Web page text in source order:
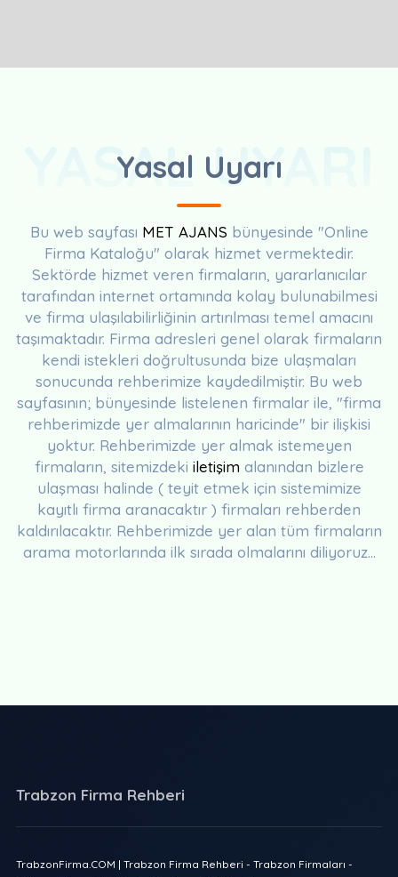
Yasal Uyarı
YASAL UYARI
Bu web sayfası MET AJANS bünyesinde "Online
Firma Kataloğu" olarak hizmet vermektedir.
Sektörde hizmet veren firmaların, yararlanıcılar
tarafından internet ortamında kolay bulunabilmesi
ve firma ulaşılabilirliğinin artırılması temel amacını
taşımaktadır. Firma adresleri genel olarak firmaların
kendi istekleri doğrultusunda bize ulaşmaları
sonucunda rehberimize kaydedilmiştir. Bu web
sayfasının; bünyesinde listelenen firmalar ile, "firma
rehberimizde yer almalarının haricinde" bir ilişkisi
yoktur. Rehberimizde yer almak istemeyen
firmaların, sitemizdeki iletişim alanından bizlere
ulaşması halinde ( teyit etmek için sistemimize
kayıtlı firma aranacaktır ) firmaları rehberden
kaldırılacaktır. Rehberimizde yer alan tüm firmaların
arama motorlarında ilk sırada olmalarını diliyoruz...
Trabzon Firma Rehberi
TrabzonFirma.COM | Trabzon Firma Rehberi - Trabzon Firmaları -